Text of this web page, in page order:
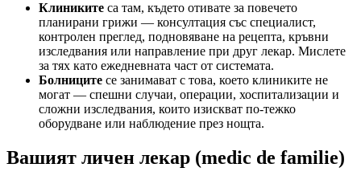
Клиниките са там, където отивате за повечето
планирани грижи — консултация със специалист,
контролен преглед, подновяване на рецепта, кръвни
изследвания или направление при друг лекар. Мислете
за тях като ежедневната част от системата.
Болниците се занимават с това, което клиниките не
могат — спешни случаи, операции, хоспитализации и
сложни изследвания, които изискват по-тежко
оборудване или наблюдение през нощта.
Вашият личен лекар (medic de familie)